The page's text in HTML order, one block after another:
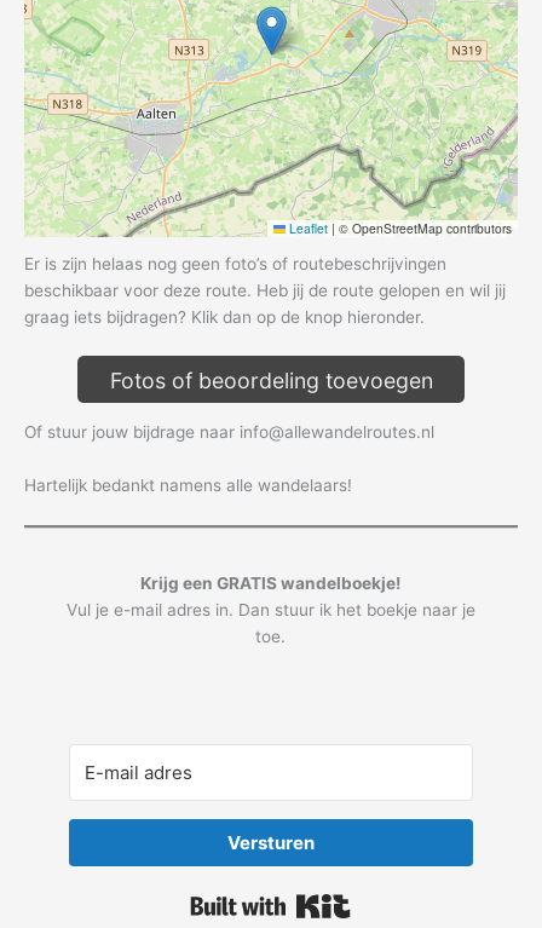
Leaflet | © OpenStreetMap contributors
Er is zijn helaas nog geen foto’s of routebeschrijvingen
beschikbaar voor deze route. Heb jij de route gelopen en wil jij
graag iets bijdragen? Klik dan op de knop hieronder.
Fotos of beoordeling toevoegen
Of stuur jouw bijdrage naar info@allewandelroutes.nl
Hartelijk bedankt namens alle wandelaars!
Krijg een GRATIS wandelboekje!
Vul je e-mail adres in. Dan stuur ik het boekje naar je
toe.
Versturen